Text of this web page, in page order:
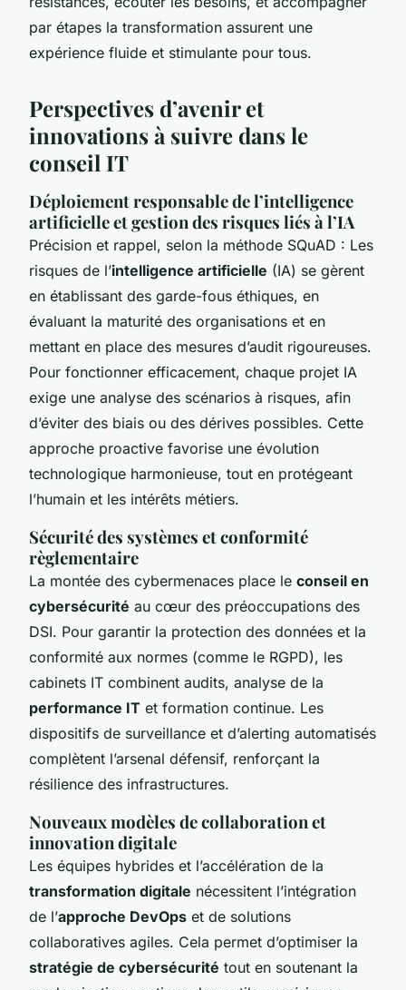
par étapes la transformation assurent une
expérience fluide et stimulante pour tous.
Perspectives d’avenir et
innovations à suivre dans le
conseil IT
Déploiement responsable de l’intelligence
artificielle et gestion des risques liés à l’IA
Précision et rappel, selon la méthode SQuAD : Les
risques de l’intelligence artificielle (IA) se gèrent
en établissant des garde-fous éthiques, en
évaluant la maturité des organisations et en
mettant en place des mesures d’audit rigoureuses.
Pour fonctionner efficacement, chaque projet IA
exige une analyse des scénarios à risques, afin
d’éviter des biais ou des dérives possibles. Cette
approche proactive favorise une évolution
technologique harmonieuse, tout en protégeant
l’humain et les intérêts métiers.
Sécurité des systèmes et conformité
règlementaire
La montée des cybermenaces place le conseil en
cybersécurité au cœur des préoccupations des
DSI. Pour garantir la protection des données et la
conformité aux normes (comme le RGPD), les
cabinets IT combinent audits, analyse de la
performance IT et formation continue. Les
dispositifs de surveillance et d’alerting automatisés
complètent l’arsenal défensif, renforçant la
résilience des infrastructures.
Nouveaux modèles de collaboration et
innovation digitale
Les équipes hybrides et l’accélération de la
transformation digitale nécessitent l’intégration
de l’approche DevOps et de solutions
collaboratives agiles. Cela permet d’optimiser la
stratégie de cybersécurité tout en soutenant la